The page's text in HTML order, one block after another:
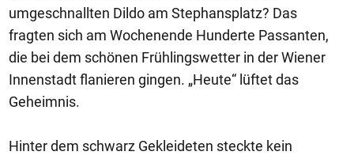
umgeschnallten Dildo am Stephansplatz? Das
fragten sich am Wochenende Hunderte Passanten,
die bei dem schönen Frühlingswetter in der Wiener
Innenstadt flanieren gingen. „Heute“ lüftet das
Geheimnis.
Hinter dem schwarz Gekleideten steckte kein